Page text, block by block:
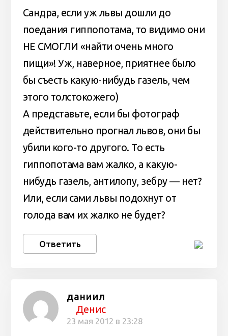
Сандра, если уж львы дошли до
поедания гиппопотама, то видимо они
НЕ СМОГЛИ «найти очень много
пищи»! Уж, наверное, приятнее было
бы съесть какую-нибудь газель, чем
этого толстокожего)
А представьте, если бы фотограф
действительно прогнал львов, они бы
убили кого-то другого. То есть
гиппопотама вам жалко, а какую-
нибудь газель, антилопу, зебру — нет?
Или, если сами львы подохнут от
голода вам их жалко не будет?
Ответить
даниил
Денис
23 мая 2012 в 23:28